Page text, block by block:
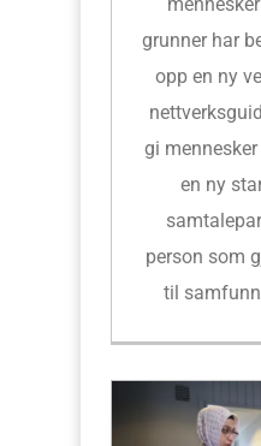
grunner har
opp en ny
gi
en ny
person som
til